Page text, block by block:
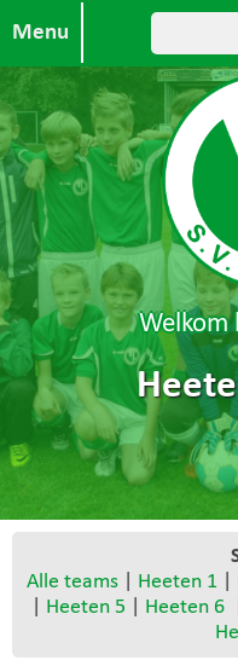
Menu
Welkom
Alle teams
Heeten 1
Heeten 5 Heeten 6